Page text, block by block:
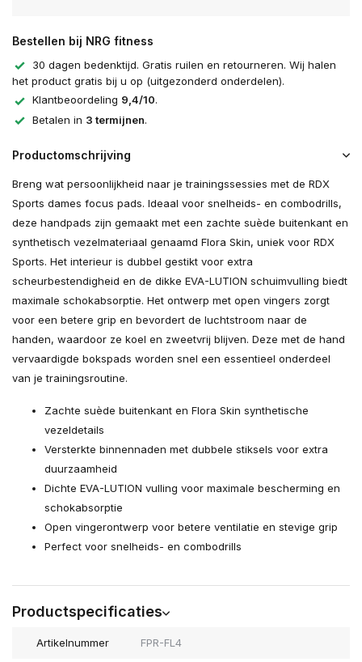
Bestellen bij NRG fitness
30 dagen bedenktijd. Gratis ruilen en retourneren. Wij halen
het product gratis bij u op (uitgezonderd onderdelen).
Klantbeoordeling 9,4/10.
Betalen in 3 termijnen.
Productomschrijving
Breng wat persoonlijkheid naar je trainingssessies met de RDX
Sports dames focus pads. Ideaal voor snelheids- en combodrills,
deze handpads zijn gemaakt met een zachte suède buitenkant en
synthetisch vezelmateriaal genaamd Flora Skin, uniek voor RDX
Sports. Het interieur is dubbel gestikt voor extra
scheurbestendigheid en de dikke EVA-LUTION schuimvulling biedt
maximale schokabsorptie. Het ontwerp met open vingers zorgt
voor een betere grip en bevordert de luchtstroom naar de
handen, waardoor ze koel en zweetvrij blijven. Deze met de hand
vervaardigde bokspads worden snel een essentieel onderdeel
van je trainingsroutine.
Zachte suède buitenkant en Flora Skin synthetische
vezeldetails
Versterkte binnennaden met dubbele stiksels voor extra
duurzaamheid
Dichte EVA-LUTION vulling voor maximale bescherming en
schokabsorptie
Open vingerontwerp voor betere ventilatie en stevige grip
Perfect voor snelheids- en combodrills
Productspecificaties
Artikelnummer FPR-FL4